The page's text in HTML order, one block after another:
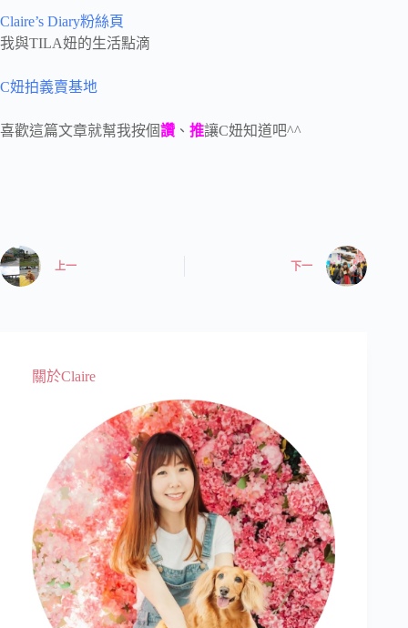
Claire’s Diary粉絲頁
我與TILA妞的生活點滴
C妞拍義賣基地
喜歡這篇文章就幫我按個讚 、 推讓C妞知道吧^^
上一 下一
關於Claire